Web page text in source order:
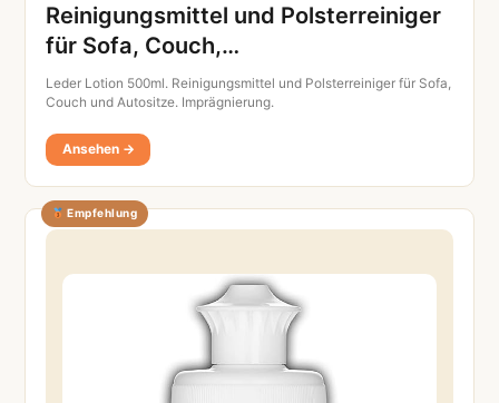
Reinigungsmittel und Polsterreiniger
für Sofa, Couch,…
Leder Lotion 500ml. Reinigungsmittel und Polsterreiniger für Sofa,
Couch und Autositze. Imprägnierung.
Ansehen →
Empfehlung